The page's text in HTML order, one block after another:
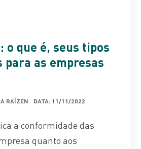
o que é, seus tipos
para as empresas
RAÍZEN DATA: 11/11/2022
a conformidade das
quanto aos